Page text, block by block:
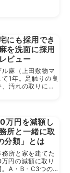
にも採用でき
を洗面に採用
ビュー
麻（上田敷物マ
1年。足触りの良
汚れの取りにく
万円を減額し
所と一緒に取
分類」とは
所と家を建てた
円の減額に取り
A・B・C3つの